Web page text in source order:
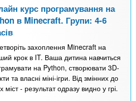
курс програмування на
в Minecraft. Групи: 4-6
захоплення Minecraft на
крок в IT. Ваша дитина навчиться
на Python, створювати 3D-
та власні міні-ігри. Від змінних до
міст - результат одразу видно у грі.